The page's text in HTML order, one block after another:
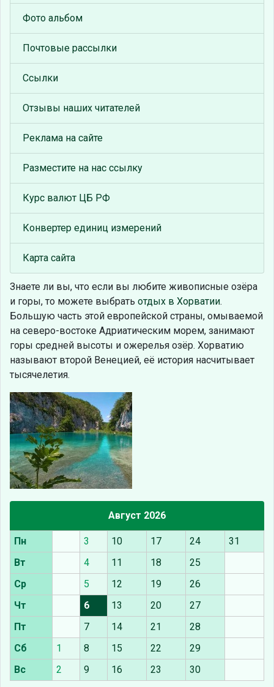
Фото альбом
Почтовые рассылки
Ссылки
Отзывы наших читателей
Реклама на сайте
Разместите на нас ссылку
Курс валют ЦБ РФ
Конвертер единиц измерений
Карта сайта
Знаете ли вы, что если вы любите живописные озёра
и горы, то можете выбрать отдых в Хорватии.
Большую часть этой европейской страны, омываемой
на северо-востоке Адриатическим морем, занимают
горы средней высоты и ожерелья озёр. Хорватию
называют второй Венецией, её история насчитывает
тысячелетия.
Август 2026
Пн 3 10 17 24
31
Вт
4 11 18
25
Ср
5 12 19
26
Чт
6 13 20
27
Пт
7 14 21
28
Сб
1 8 15 22
29
Вс
2 9 16 23 30